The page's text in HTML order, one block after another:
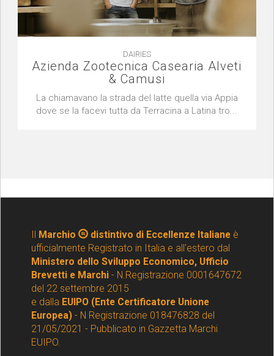
DAIRIES
Azienda Zootecnica Casearia Alveti
& Camusi
La chiamavano la strada del latte quella via Appia
dove se la facevi tutta da Terracina a Latina tro...
Il Marchio distintivo di Eccellenze Italianeè
ufficialmente Registrato in Italia e all'estero dal
Ministero dello Sviluppo Economico, Ufficio
Brevetti e Marchi - N.Registrazione 0001647672
del 22 settembre 2015
e dalla EUIPO (Ente Certificatore Unione
Europea) - N Registrazione 018476828 del
21/05/2021 - Pubblicato in Gazzetta Marchi
EUIPO.